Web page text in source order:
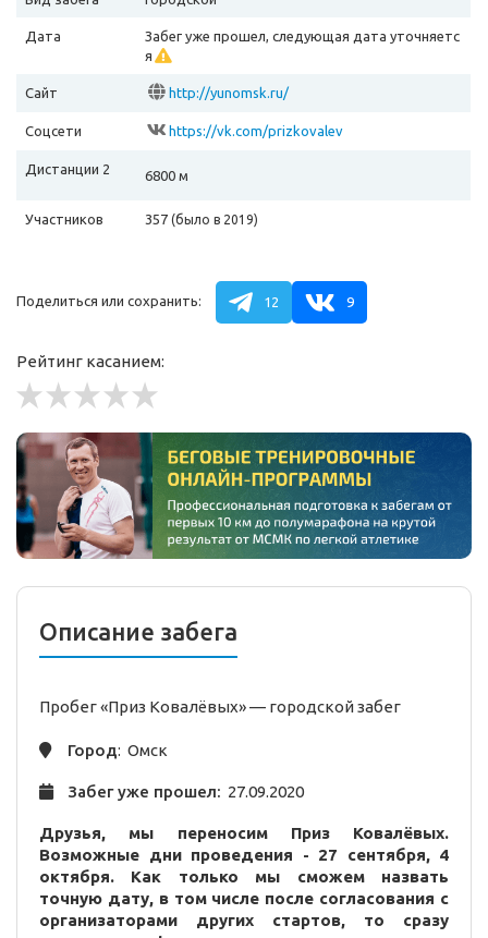
Дата
Забег уже прошел, следующая дата уточняетс
я
Сайт http://yunomsk.ru/
Соцсети https://vk.com/prizkovalev
Дистанции 2 6800 м
Участников 357 (было в 2019)
Поделиться или сохранить: 12 9
Рейтинг касанием:
Описание забега
Пробег «Приз Ковалёвых» — городскойзабег
Город: Омск
Забег уже прошел: 27.09.2020
Друзья, мы переносим Приз Ковалёвых.
Возможные дни проведения - 27 сентября, 4
октября. Как только мы сможем назвать
точную дату, в том числе после согласования с
организаторами других стартов, то сразу